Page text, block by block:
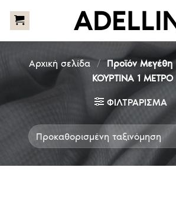
Αρχική σελίδα / Προϊόν Μεγέθη
ΚΟΥΡΤΙΝΑ 1 ΜΕΤΡΟ
ΦΙΛΤΡΆΡΙΣΜΑ